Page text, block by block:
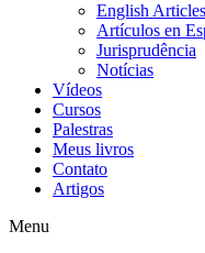
English Articles
Artículos en
Jurisprudência
Notícias
Vídeos
Cursos
Palestras
Meus livros
Contato
Artigos
Menu